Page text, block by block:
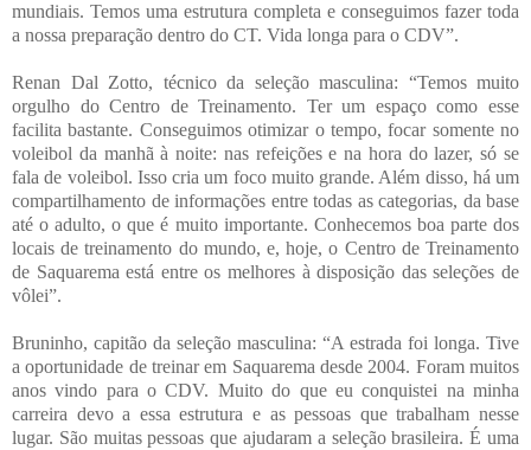
mundiais. Temos uma estrutura completa e conseguimos fazer toda
a nossa preparação dentro do CT. Vida longa para o CDV”.
Renan Dal Zotto, técnico da seleção masculina: “Temos muito
orgulho do Centro de Treinamento. Ter um espaço como esse
facilita bastante. Conseguimos otimizar o tempo, focar somente no
voleibol da manhã à noite: nas refeições e na hora do lazer, só se
fala de voleibol. Isso cria um foco muito grande. Além disso, há um
compartilhamento de informações entre todas as categorias, da base
até o adulto, o que é muito importante. Conhecemos boa parte dos
locais de treinamento do mundo, e, hoje, o Centro de Treinamento
de Saquarema está entre os melhores à disposição das seleções de
vôlei”.
Bruninho, capitão da seleção masculina: “A estrada foi longa. Tive
a oportunidade de treinar em Saquarema desde 2004. Foram muitos
anos vindo para o CDV. Muito do que eu conquistei na minha
carreira devo a essa estrutura e as pessoas que trabalham nesse
lugar. São muitas pessoas que ajudaram a seleção brasileira. É uma